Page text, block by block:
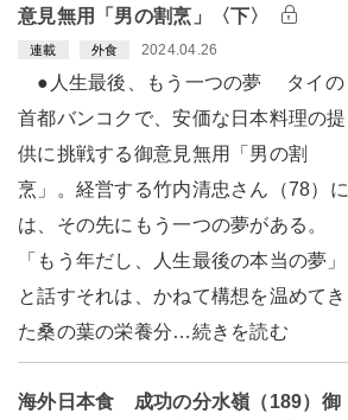
意見無用「男の割烹」〈下〉
連載 外食 2024.04.26
●人生最後、もう一つの夢 タイの
首都バンコクで、安価な日本料理の提
供に挑戦する御意見無用「男の割
烹」。経営する竹内清忠さん（78）に
は、その先にもう一つの夢がある。
「もう年だし、人生最後の本当の夢」
と話すそれは、かねて構想を温めてき
た桑の葉の栄養分…続きを読む
海外日本食 成功の分水嶺（189）御